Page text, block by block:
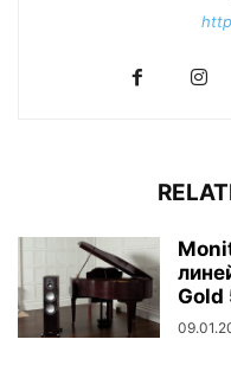
Gold